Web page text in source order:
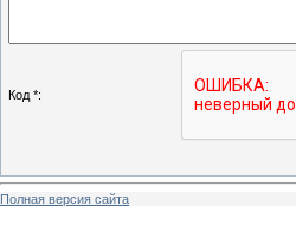
Код *:
Полная версия сайта